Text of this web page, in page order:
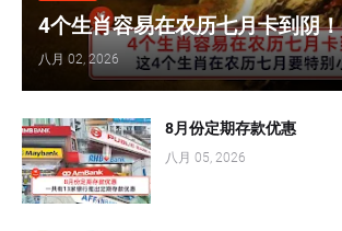
4个生肖容易在农历七月卡到阴！
八月 02, 2026
8月份定期存款优惠
八月 05, 2026